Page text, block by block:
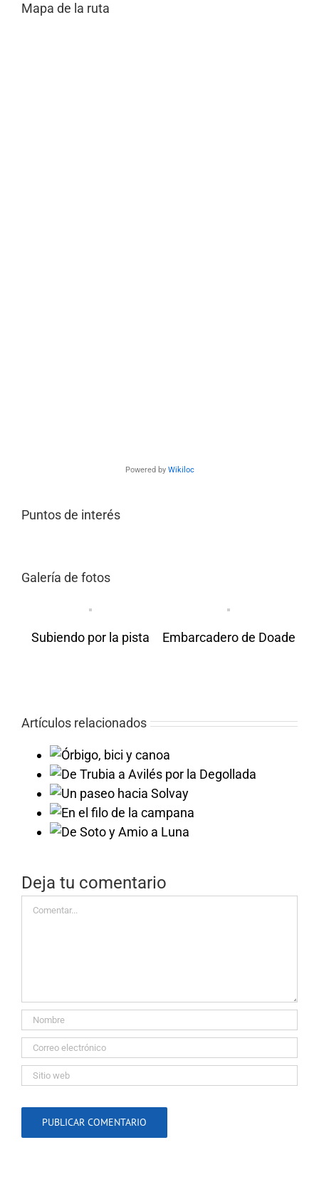
Mapa de la ruta
Powered by Wikiloc
Puntos de interés
Galería de fotos
Subiendo por la pista Embarcadero de Doade
Artículos relacionados
Deja tu comentario
Comentar